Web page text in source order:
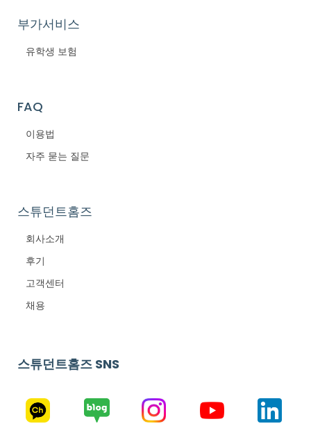
부가서비스
유학생 보험
FAQ
이용법
자주 묻는 질문
스튜던트홈즈
회사소개
후기
고객센터
채용
스튜던트홈즈 SNS